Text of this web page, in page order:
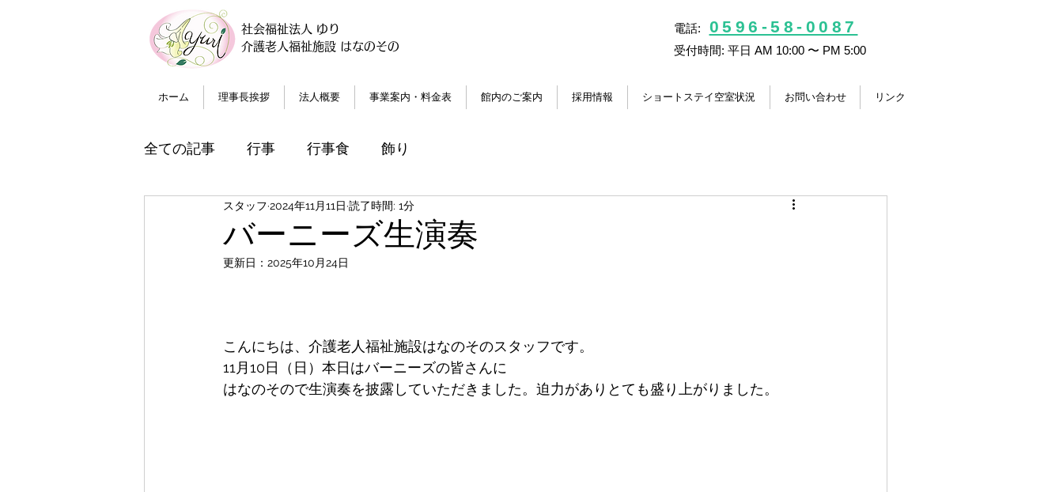
社会福祉法人 ゆり
介護老人福祉施設 はなのその
電話: 0596-58-0087
受付時間: 平日 AM 10:00 〜 PM 5:00
ホーム 理事長挨拶 法人概要 事業案内・料金表 館内のご案内 採用情報 ショートステイ空室状況 お問い合わせ リンク
全ての記事 行事 行事食 飾り
バーニーズ生演奏
スタッフ 2024年11月11日 読了時間: 1分
更新日： 2025年10月24日
こんにちは、介護老人福祉施設はなのそのスタッフです。
11月10日（日）本日はバーニーズの皆さんに
はなのそので生演奏を披露していただきました。迫力がありとても盛り上がりました。